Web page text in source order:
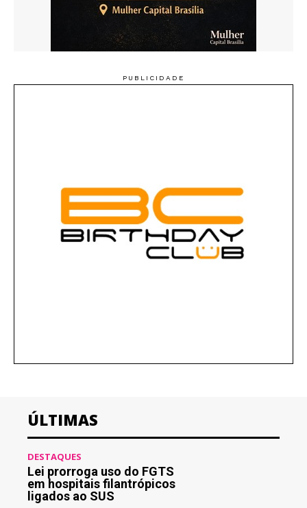
ÚLTIMAS
DESTAQUES
Lei prorroga uso do FGTS
em hospitais filantrópicos
ligados ao SUS